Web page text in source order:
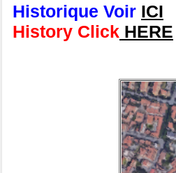
Historique Voir ICI
History Click HERE